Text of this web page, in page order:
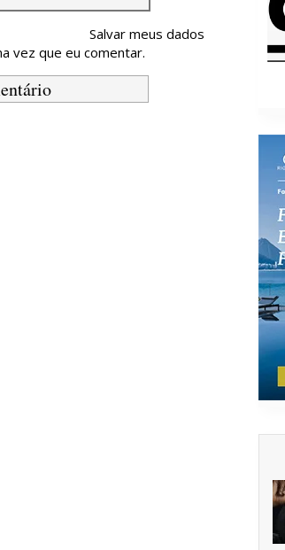
Salvar meus dados
vez que eu comentar.